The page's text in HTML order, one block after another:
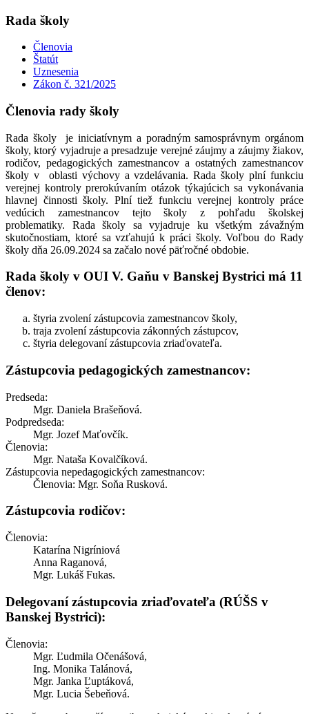
Rada školy
Členovia
Štatút
Uznesenia
Zákon č. 321/2025
Členovia rady školy
Rada školy je iniciatívnym a poradným samosprávnym orgánom
školy, ktorý vyjadruje a presadzuje verejné záujmy a záujmy žiakov,
rodičov, pedagogických zamestnancov a ostatných zamestnancov
školy v oblasti výchovy a vzdelávania. Rada školy plní funkciu
verejnej kontroly prerokúvaním otázok týkajúcich sa vykonávania
hlavnej činnosti školy. Plní tiež funkciu verejnej kontroly práce
vedúcich zamestnancov tejto školy z pohľadu školskej
problematiky. Rada školy sa vyjadruje ku všetkým závažným
skutočnostiam, ktoré sa vzťahujú k práci školy. Voľbou do Rady
školy dňa 26.09.2024 sa začalo nové päťročné obdobie.
Rada školy v OUI V. Gaňu v Banskej Bystrici má 11
členov:
štyria zvolení zástupcovia zamestnancov školy,
traja zvolení zástupcovia zákonných zástupcov,
štyria delegovaní zástupcovia zriaďovateľa.
Zástupcovia pedagogických zamestnancov:
Predseda:
Mgr. Daniela Brašeňová.
Podpredseda:
Mgr. Jozef Maťovčík.
Členovia:
Mgr. Nataša Kovalčíková.
Zástupcovia nepedagogických zamestnancov:
Členovia: Mgr. Soňa Rusková.
Zástupcovia rodičov:
Členovia:
Katarína Nigríniová
Anna Raganová,
Mgr. Lukáš Fukas.
Delegovaní zástupcovia zriaďovateľa (RÚŠS v
Banskej Bystrici):
Členovia:
Mgr. Ľudmila Očenášová,
Ing. Monika Talánová,
Mgr. Janka Ľuptáková,
Mgr. Lucia Šebeňová.